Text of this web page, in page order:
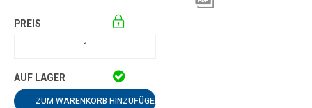
ZUM WARENKORB HINZUFÜGEN